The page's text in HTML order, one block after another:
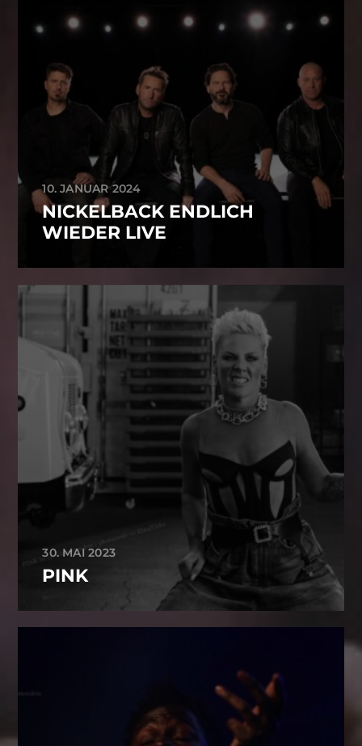
10. JANUAR 2024
NICKELBACK ENDLICH
WIEDER LIVE
30. MAI 2023
PINK